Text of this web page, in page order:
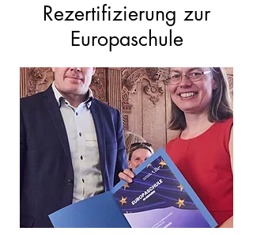
Rezertifizierung zur
Europaschule